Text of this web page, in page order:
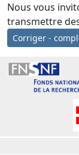
Nous vous
transmettre
Corriger -